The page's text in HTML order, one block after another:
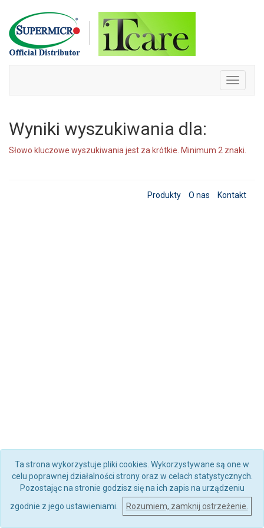
Skip
to
content
Toggle
Wyniki wyszukiwania dla:
Słowo kluczowe wyszukiwania jest za krótkie. Minimum 2 znaki.
Produkty O nas Kontakt
Ta strona wykorzystuje pliki cookies. Wykorzystywane są one w
celu poprawnej działalności strony oraz w celach statystycznych.
Pozostając na stronie godzisz się na ich zapis na urządzeniu
zgodnie z jego ustawieniami.
Rozumiem, zamknij ostrzeżenie.